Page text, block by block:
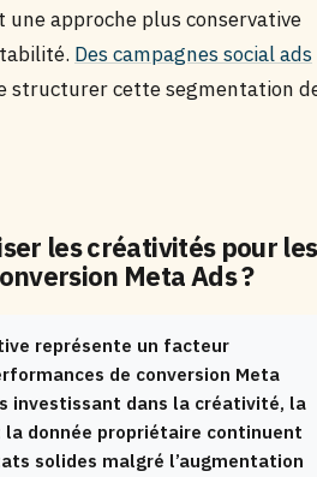
une approche plus conservative
Des campagnes social ads
structurer cette segmentation
les créativités pour les
Meta Ads ?
représente un facteur
de conversion Meta
investissant dans la créativité, la
donnée propriétaire continuent
solides malgré l’augmentation